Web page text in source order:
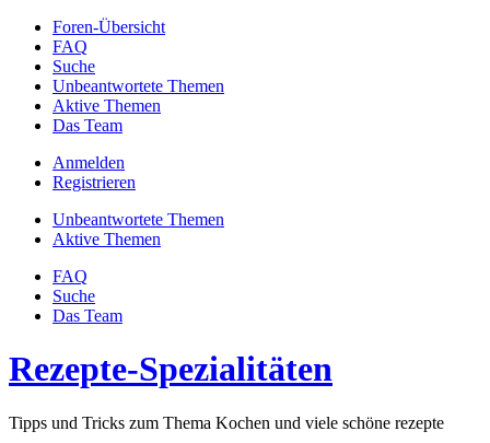
Foren-Übersicht
FAQ
Suche
Unbeantwortete Themen
Aktive Themen
Das Team
Anmelden
Registrieren
Unbeantwortete Themen
Aktive Themen
FAQ
Suche
Das Team
Rezepte-Spezialitäten
Tipps und Tricks zum Thema Kochen und viele schöne rezepte